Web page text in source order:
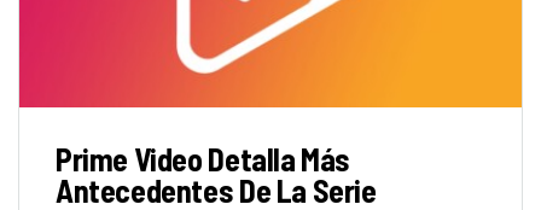
Prime Video Detalla Más
Antecedentes De La Serie